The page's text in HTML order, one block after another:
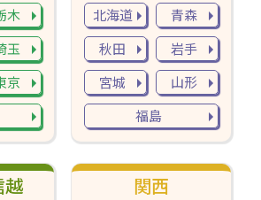
越 関西
木
玉
京
北海道
青森
秋田
岩手
宮城
山形
福島